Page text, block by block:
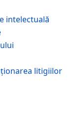
intelectuală
litigiilor